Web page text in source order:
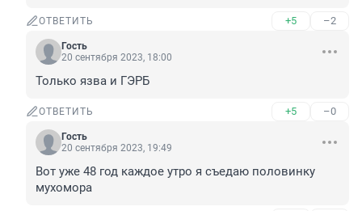
ОТВЕТИТЬ +5 –2
Гость
20 сентября 2023, 18:00
Только язва и ГЭРБ
ОТВЕТИТЬ +5 –0
Гость
20 сентября 2023, 19:49
Вот уже 48 год каждое утро я съедаю половинку
мухомора